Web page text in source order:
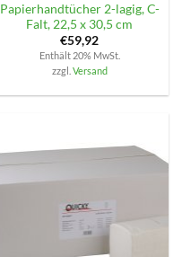
Papierhandtücher 2-lagig, C-
Falt, 22,5 x 30,5 cm
€59,92
Enthält 20% MwSt.
zzgl. Versand